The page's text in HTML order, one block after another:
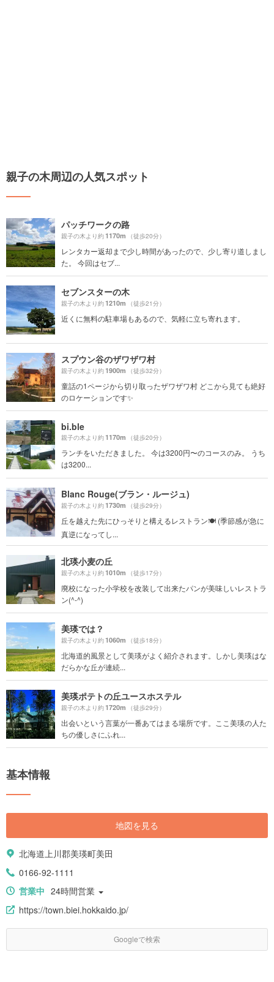
親子の木周辺の人気スポット
パッチワークの路
親子の木より約1170m （徒歩20分）
レンタカー返却まで少し時間があったので、少し寄り道しまし
た。 今回はセブ...
セブンスターの木
親子の木より約1210m （徒歩21分）
近くに無料の駐車場もあるので、気軽に立ち寄れます。
スプウン谷のザワザワ村
親子の木より約1900m （徒歩32分）
童話の1ページから切り取ったザワザワ村 どこから見ても絶好
のロケーションです✨
bi.ble
親子の木より約1170m （徒歩20分）
ランチをいただきました。 今は3200円〜のコースのみ。 うち
は3200...
Blanc Rouge(ブラン・ルージュ)
親子の木より約1730m （徒歩29分）
丘を越えた先にひっそりと構えるレストラン🍽 (季節感が急に
真逆になってし...
北瑛小麦の丘
親子の木より約1010m （徒歩17分）
廃校になった小学校を改装して出来たパンが美味しいレストラ
ン(^-^)
美瑛では？
親子の木より約1060m （徒歩18分）
北海道的風景として美瑛がよく紹介されます。しかし美瑛はな
だらかな丘が連続...
美瑛ポテトの丘ユースホステル
親子の木より約1720m （徒歩29分）
出会いという言葉が一番あてはまる場所です。ここ美瑛の人た
ちの優しさにふれ...
基本情報
地図を見る
北海道上川郡美瑛町美田
0166-92-1111
営業中 24時間営業
https://town.biei.hokkaido.jp/
Googleで検索